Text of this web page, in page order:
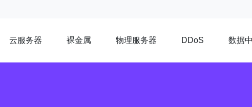
云服务器 裸金属 物理服务器 DDoS 数据